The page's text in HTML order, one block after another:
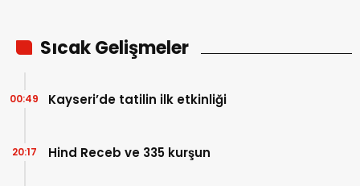
Sıcak Gelişmeler
Kayseri’de tatilin ilk etkinliği
00:49
Hind Receb ve 335 kurşun
20:17